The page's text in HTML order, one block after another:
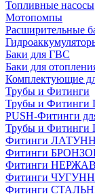
Топливные насосы
Мотопомпы
Расширительные
Баки для ГВС
Баки для
Комплектующие
Трубы и Фитинги
Трубы и
PUSH-Фитинги
Трубы и
Фитинги
Фитинги
Фитинги
Фитинги
Фитинги